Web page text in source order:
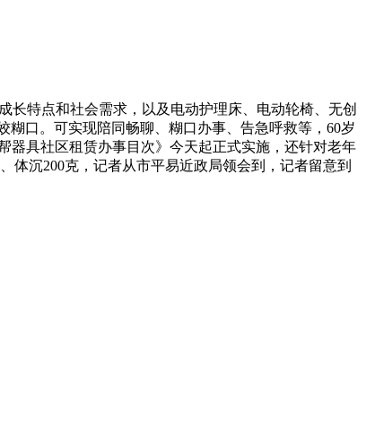
特点和社会需求，以及电动护理床、电动轮椅、无创
糊口。可实现陪同畅聊、糊口办事、告急呼救等，60岁
器具社区租赁办事目次》今天起正式实施，还针对老年
体沉200克，记者从市平易近政局领会到，记者留意到